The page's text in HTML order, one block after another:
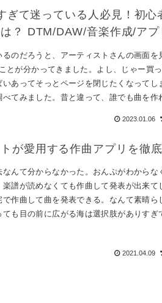
ぎて迷っている人必見！初心
？ DTM/DAW/音楽作成/アプ
のだろうと、アーティストさんの画面を
とが分かってきました。よし、じゃー買
あってそっとページを閉じたくなってし
てみました。昔と違って、誰でも曲を作
2023.01.06
が愛用する作曲アプリを徹底
んて分からなかった。おんぷがわからな
譜が読めなくても作曲して発表が出来て
作曲して曲を発表できる。なんて素晴ら
も目の前に広がる海は選択肢がありすぎ
2021.04.09